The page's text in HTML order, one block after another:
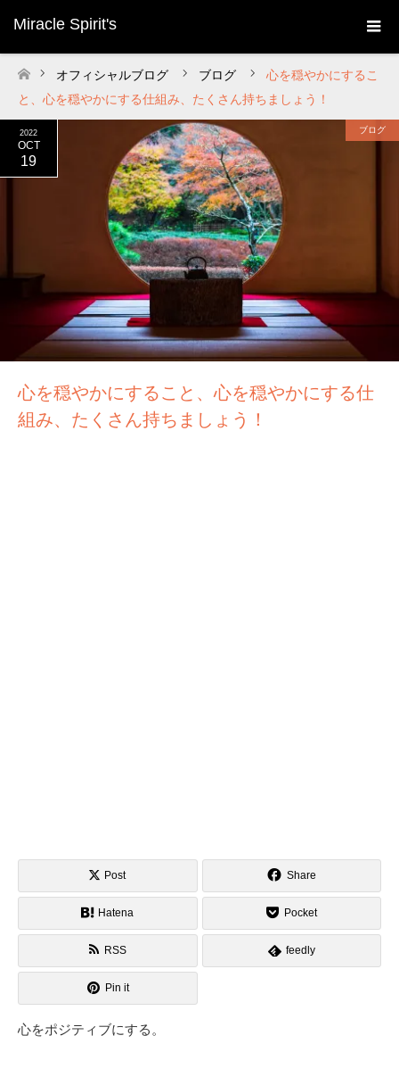
Miracle Spirit's
ホーム
オフィシャルブログ ブログ
心を穏やかにするこ
と、心を穏やかにする仕組み、たくさん持ちましょう！
2022
OCT
19
ブログ
心を穏やかにすること、心を穏やかにする仕
組み、たくさん持ちましょう！
Post Share
Hatena Pocket
RSS feedly
Pin it
心をポジティブにする。